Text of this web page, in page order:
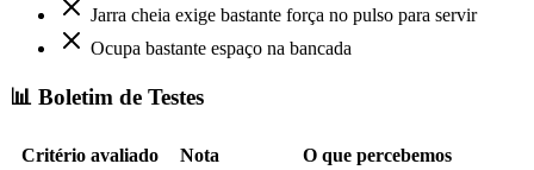
Jarra cheia exige bastante força no pulso para servir
Ocupa bastante espaço na bancada
📊 Boletim de Testes
Critério avaliado Nota
O que percebemos